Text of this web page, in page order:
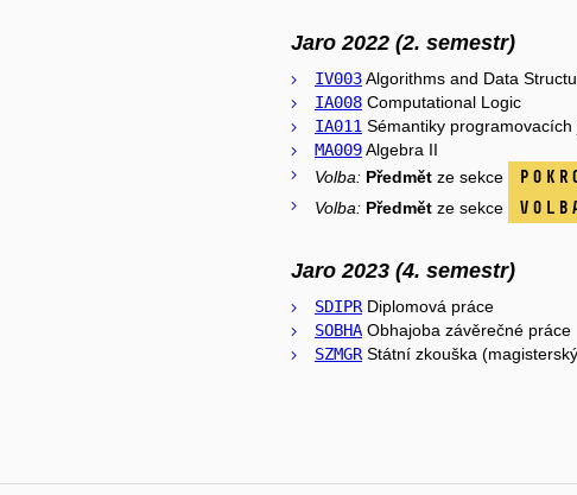
Jaro 2022 (2. semestr)
IV003Algorithms and Data
IA008 Computational Logic
IA011 Sémantiky programovacích
MA009Algebra II
Volba: Předmět ze sekce
Volba: Předmět ze sekce
Jaro 2023 (4. semestr)
SDIPR Diplomová práce
SOBHA Obhajoba závěrečné práce
SZMGR Státní zkouška